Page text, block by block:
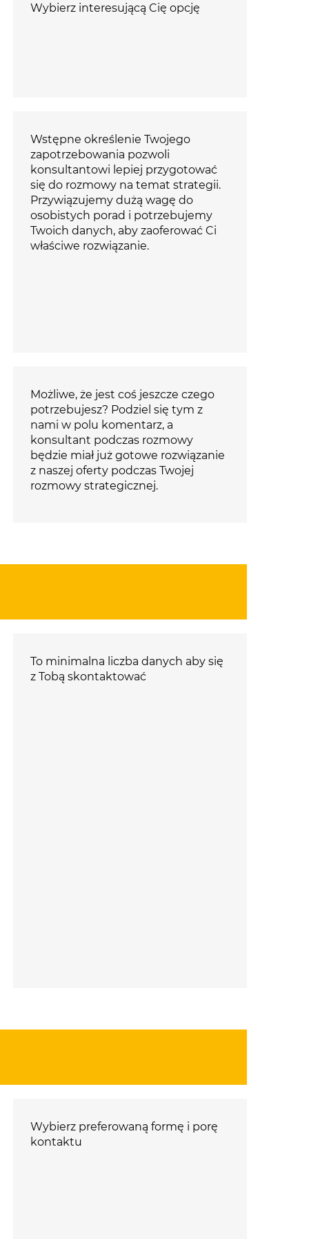
Wybierz interesującą Cię opcję
Wstępne określenie Twojego
zapotrzebowania pozwoli
konsultantowi lepiej przygotować
się do rozmowy na temat strategii.
Przywiązujemy dużą wagę do
osobistych porad i potrzebujemy
Twoich danych, aby zaoferować Ci
właściwe rozwiązanie.
Możliwe, że jest coś jeszcze czego
potrzebujesz? Podziel się tym z
nami w polu komentarz, a
konsultant podczas rozmowy
będzie miał już gotowe rozwiązanie
z naszej oferty podczas Twojej
rozmowy strategicznej.
To minimalna liczba danych aby się
z Tobą skontaktować
Wybierz preferowaną formę i porę
kontaktu